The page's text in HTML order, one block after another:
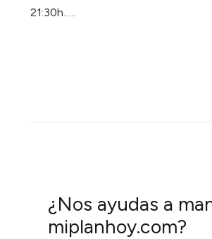
21:30h…..
¿Nos ayudas a
miplanhoy.com?